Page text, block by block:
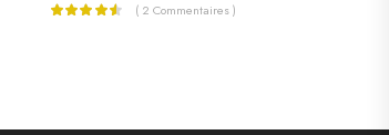
( 2 Commentaires )